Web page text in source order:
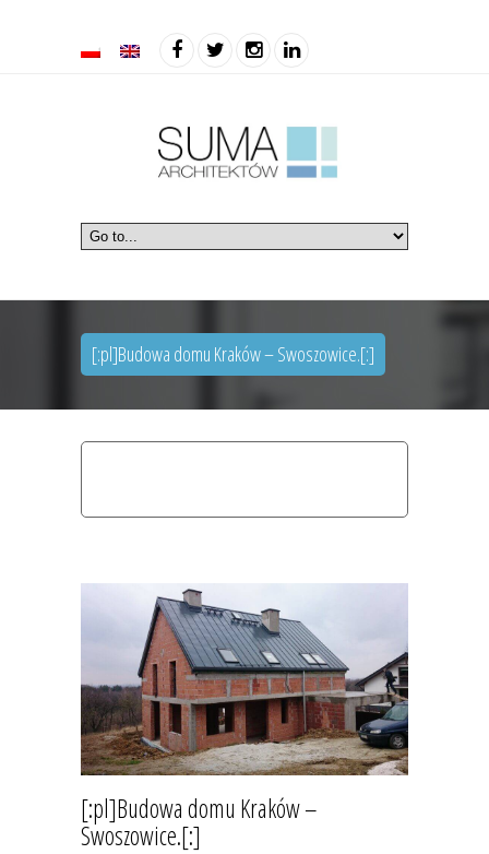
[:pl]Budowa domu Kraków – Swoszowice.[:]
[:pl]Budowa domu Kraków –
Swoszowice.[:]